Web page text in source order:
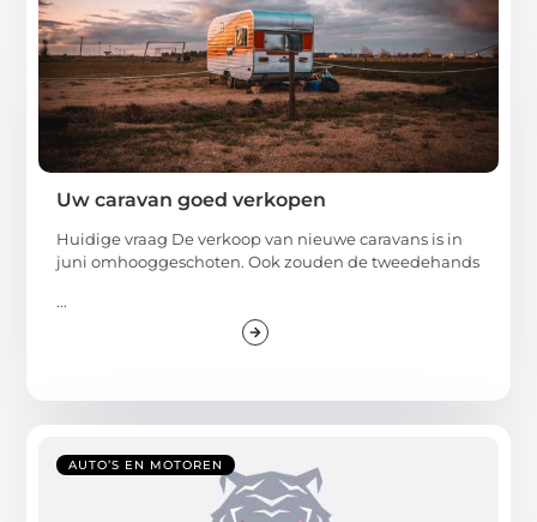
Uw caravan goed verkopen
Huidige vraag De verkoop van nieuwe caravans is in
juni omhooggeschoten. Ook zouden de tweedehands
...
AUTO’S EN MOTOREN